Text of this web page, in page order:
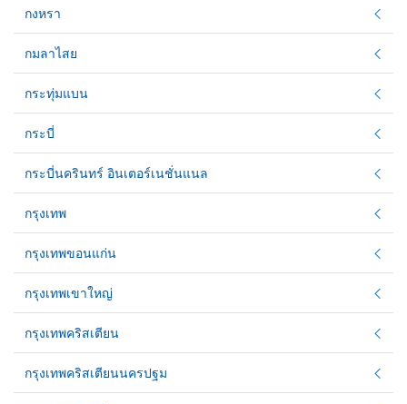
กงหรา
กมลาไสย
กระทุ่มแบน
กระบี่
กระบี่นครินทร์ อินเตอร์เนชั่นแนล
กรุงเทพ
กรุงเทพขอนแก่น
กรุงเทพเขาใหญ่
กรุงเทพคริสเตียน
กรุงเทพคริสเตียนนครปฐม